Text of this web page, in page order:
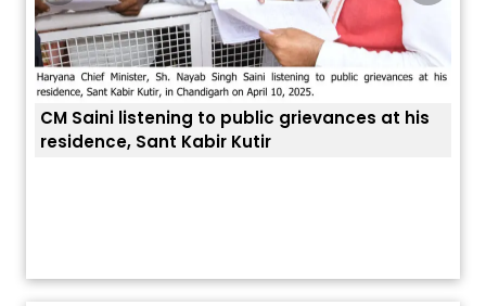
CM Saini listening to public grievances at his
residence, Sant Kabir Kutir